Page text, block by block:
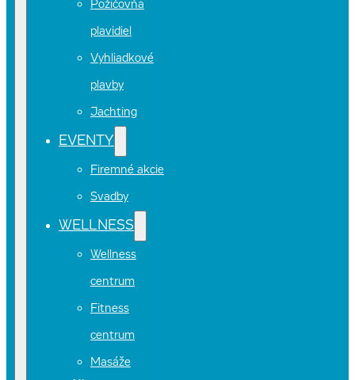
Požičovňa
plavidiel
Vyhliadkové
plavby
Jachting
EVENTY
Firemné akcie
Svadby
WELLNESS
Wellness
centrum
Fitness
centrum
Masáže